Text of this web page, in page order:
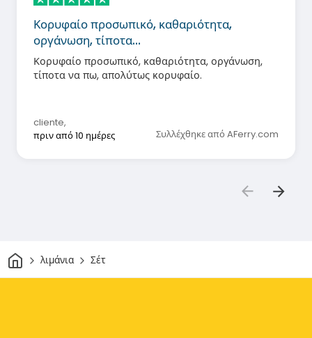
Κορυφαίο προσωπικό, καθαριότητα,
οργάνωση, τίποτα…
Κορυφαίο προσωπικό, καθαριότητα, οργάνωση,
τίποτα να πω, απολύτως κορυφαίο.
cliente,
πριν από 10 ημέρες
Συλλέχθηκε από AFerry.com
Σπίτιλιμάνια Σέτ